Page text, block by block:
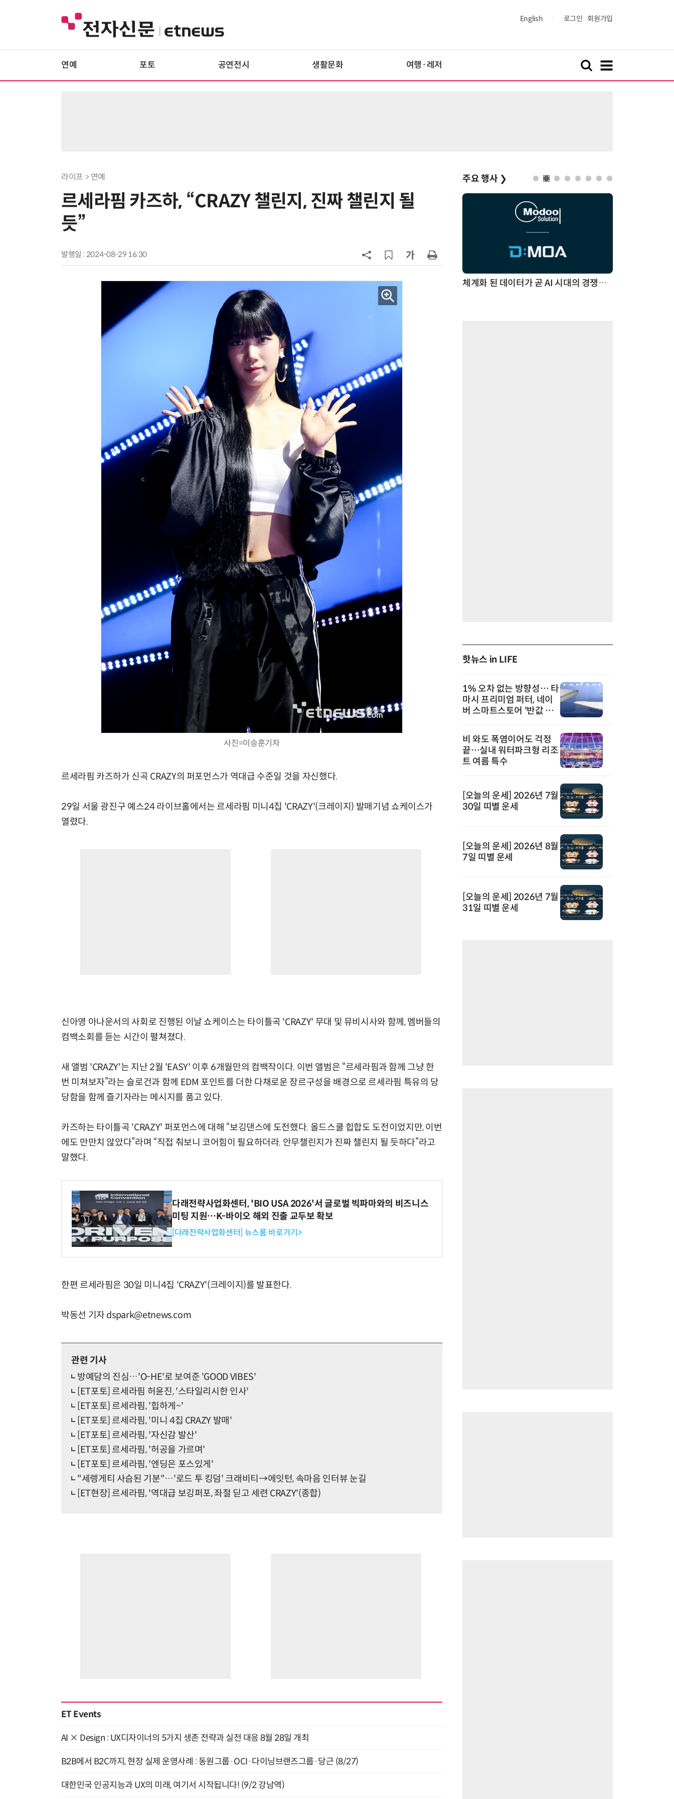
English 로그인 회원가입
연예 포토 공연전시 생활문화 여행·레저
라이프 > 연예
르세라핌 카즈하, “CRAZY 챌린지, 진짜 챌린지 될
듯”
발행일 : 2024-08-29 16:30
사진=이승훈기자
르세라핌 카즈하가 신곡 CRAZY의 퍼포먼스가 역대급 수준일 것을 자신했다.
29일 서울 광진구 예스24 라이브홀에서는 르세라핌 미니4집 'CRAZY'(크레이지) 발매기념 쇼케이스가
열렸다.
신아영 아나운서의 사회로 진행된 이날 쇼케이스는 타이틀곡 'CRAZY' 무대 및 뮤비시사와 함께, 멤버들의
컴백소회를 듣는 시간이 펼쳐졌다.
새 앨범 'CRAZY'는 지난 2월 'EASY' 이후 6개월만의 컴백작이다. 이번 앨범은 “르세라핌과 함께 그냥 한
번 미쳐보자”라는 슬로건과 함께 EDM 포인트를 더한 다채로운 장르구성을 배경으로 르세라핌 특유의 당
당함을 함께 즐기자라는 메시지를 품고 있다.
카즈하는 타이틀곡 'CRAZY' 퍼포먼스에 대해 “보깅댄스에 도전했다. 올드스쿨 힙합도 도전이었지만, 이번
에도 만만치 않았다”라며 “직접 춰보니 코어힘이 필요하더라. 안무챌린지가 진짜 챌린지 될 듯하다”라고
말했다.
다래전략사업화센터, 'BIO USA 2026'서 글로벌 빅파마와의 비즈니스
미팅 지원…K-바이오 해외 진출 교두보 확보
[다래전략사업화센터] 뉴스룸 바로가기>
한편 르세라핌은 30일 미니4집 'CRAZY'(크레이지)를 발표한다.
박동선 기자 dspark@etnews.com
관련 기사
방예담의 진심…'O-HE'로 보여준 'GOOD VIBES'
[ET포토] 르세라핌 허윤진, '스타일리시한 인사'
[ET포토] 르세라핌, '힙하게~'
[ET포토] 르세라핌, '미니 4집 CRAZY 발매'
[ET포토] 르세라핌, '자신감 발산'
[ET포토] 르세라핌, '허공을 가르며'
[ET포토] 르세라핌, '엔딩은 포스있게'
"세렝게티 사슴된 기분"…'로드 투 킹덤' 크래비티→에잇턴, 속마음 인터뷰 눈길
[ET현장] 르세라핌, '역대급 보깅퍼포, 좌절 딛고 세련 CRAZY'(종합)
ET Events
AI × Design : UX디자이너의 5가지 생존 전략과 실전 대응 8월 28일 개최
B2B에서 B2C까지, 현장 실제 운영사례 : 동원그룹·OCI·다이닝브랜즈그룹·당근 (8/27)
대한민국 인공지능과 UX의 미래, 여기서 시작됩니다! (9/2 강남역)
주요 행사 ❯
AI Native Enterprise를 지원하는 AI Ready Data 플랫폼 활용 전략 체계화 된 데이터가 곧 AI 시대의 경쟁력이다
핫뉴스 in LIFE
1% 오차 없는 방향성… 타
마시 프리미엄 퍼터, 네이
버 스마트스토어 '반값 할
비 와도 폭염이어도 걱정
끝…실내 워터파크형 리조
트 여름 특수
[오늘의 운세] 2026년 7월
30일 띠별 운세
[오늘의 운세] 2026년 8월
7일 띠별 운세
[오늘의 운세] 2026년 7월
31일 띠별 운세